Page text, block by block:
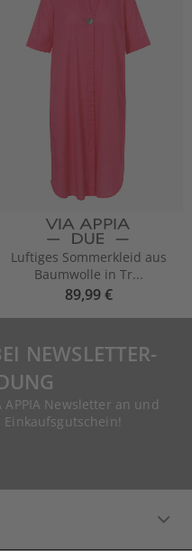
Luftiges Sommerkleid aus
Baumwolle in Tr...
89,99 €
NEWSLETTER-
Newsletter an und